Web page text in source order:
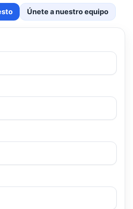
Únete a nuestro equipo